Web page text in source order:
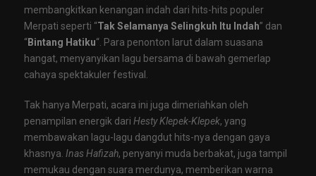
membangkitkan kenangan indah dari hits-hits populer
Merpati seperti “Tak Selamanya Selingkuh Itu Indah” dan
“Bintang Hatiku“. Para penonton larut dalam suasana
hangat, menyanyikan lagu bersama di bawah gemerlap
cahaya spektakuler festival.
Tak hanya Merpati, acara ini juga dimeriahkan oleh
penampilan energik dari Hesty Klepek-Klepek, yang
membawakan lagu-lagu dangdut hits-nya dengan gaya
khasnya. Inas Hafizah, penyanyi muda berbakat, juga tampil
memukau dengan suara merdunya, memberikan warna